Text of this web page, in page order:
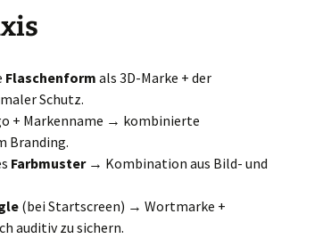
Flaschenform als 3D-Marke + der
Schutz.
+ Markenname → kombinierte
Branding.
Farbmuster→ Kombination aus Bild- und
(bei Startscreen) → Wortmarke +
auditiv zu sichern.